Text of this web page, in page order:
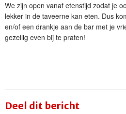
We zijn open vanaf etenstijd zodat je
lekker in de taveerne kan eten. Dus
en/of een drankje aan de bar met je
gezellig even bij te praten!
Deel dit bericht